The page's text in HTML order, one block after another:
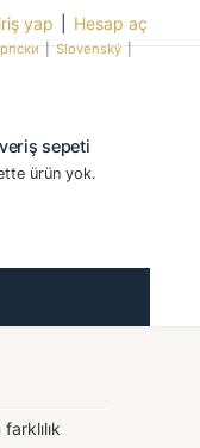
yap Hesap aç
|Slovenský|
sepeti
ürün yok.